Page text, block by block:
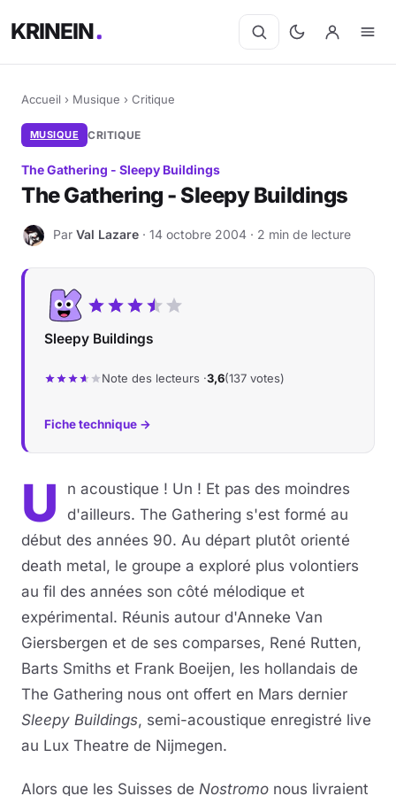
KRINEIN
Accueil › Musique › Critique
MUSIQUE CRITIQUE
The Gathering - Sleepy Buildings
The Gathering - Sleepy Buildings
V Par Val Lazare · 14 octobre 2004 · 2 min de lecture
Sleepy Buildings
Note des lecteurs ·3,6(137 votes)
Fiche technique →
U
n acoustique ! Un ! Et pas des moindres
d'ailleurs. The Gathering s'est formé au
début des années 90. Au départ plutôt orienté
death metal, le groupe a exploré plus volontiers
au fil des années son côté mélodique et
expérimental. Réunis autour d'Anneke Van
Giersbergen et de ses comparses, René Rutten,
Barts Smiths et Frank Boeijen, les hollandais de
The Gathering nous ont offert en Mars dernier
Sleepy Buildings, semi-acoustique enregistré live
au Lux Theatre de Nijmegen.
Alors que les Suisses de Nostromo nous livraient